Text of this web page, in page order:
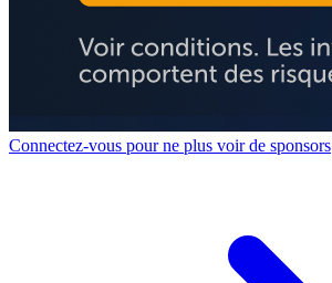
Connectez-vous pour ne plus voir de sponsors